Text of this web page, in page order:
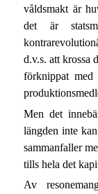
våldsmakt är
det är
d.v.s. att krossa
förknippat med
Men det
längden inte
sammanfaller
tills hela det
Av